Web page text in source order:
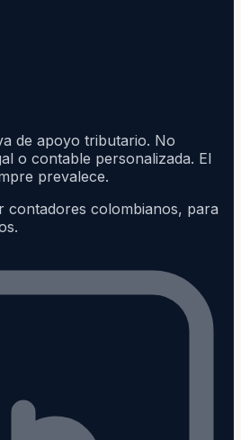
de apoyo tributario. No
o contable personalizada. El
prevalece.
colombianos, para